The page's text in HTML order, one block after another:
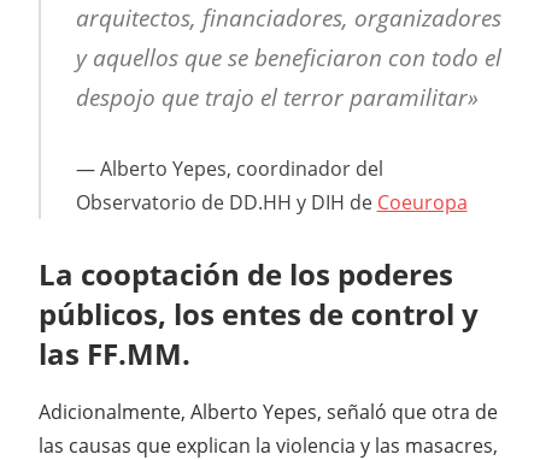
arquitectos, financiadores, organizadores
y aquellos que se beneficiaron con todo el
despojo que trajo el terror paramilitar»
Alberto Yepes, coordinador del
Observatorio de DD.HH y DIH de Coeuropa
La cooptación de los poderes
públicos, los entes de control y
las FF.MM.
Adicionalmente, Alberto Yepes, señaló que otra de
las causas que explican la violencia y las masacres,